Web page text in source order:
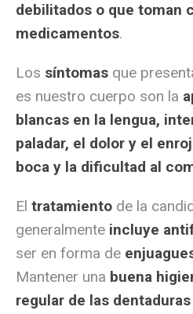
debilitados o que toman
medicamentos.
Los síntomas que
es nuestro cuerpo son la
blancas en la lengua,
paladar, el dolor y el
boca y la dificultad al
El tratamiento de la
generalmente incluye
ser en forma de
Mantener una buena
regular de las